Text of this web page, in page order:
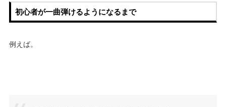
初心者が一曲弾けるようになるまで
例えば。